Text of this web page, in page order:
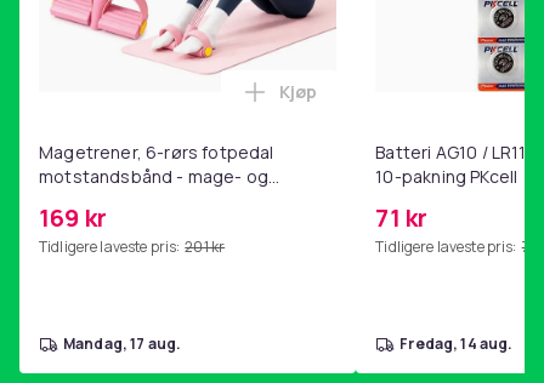
også utstyrt med romslige tilkoblingsporter.
-Perfekt passform for Apple iPhone 13 med enkel
tilgang til alle viktige funksjoner. Enkel installering,
festes på telefonen på noen sekunder.
Dekseltype
Mobildeksel
Artikkel nr.
56ed9acf-d6ce-461d-abd4-325d365ddcda
Magetrener, 6-rørs fotpedal
motstandsbånd - mage- og
hjemmegymnastikk Pink
169 kr
Tidligere laveste pris: 201 kr
Legg Magetrener, 6-rørs
Kjøp
mandag, 17 aug.
Batteri AG10 /
10-pakning PKcell
71 kr
Tidligere laveste pris: 76
fredag, 14 aug.